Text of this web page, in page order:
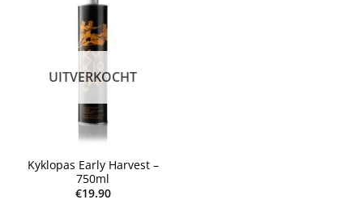
UITVERKOCHT
Kyklopas Early Harvest –
750ml
€19.90